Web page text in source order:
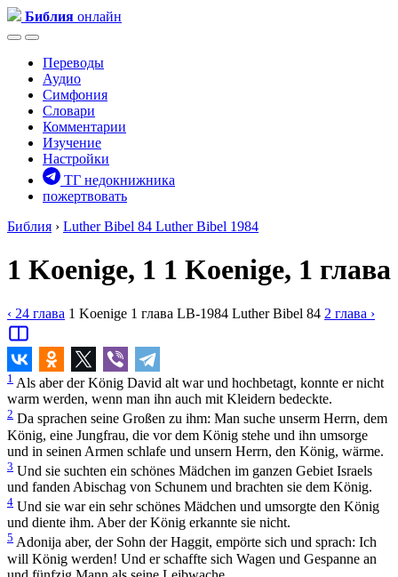
Библия онлайн
Переводы
Аудио
Симфония
Словари
Комментарии
Изучение
Настройки
ТГ недокнижника
пожертвовать
Библия › Luther Bibel 84 Luther Bibel 1984
1 Koenige, 1 1 Koenige, 1 глава
‹ 24 глава 1 Koenige 1 глава LB-1984 Luther Bibel 84 2 глава ›
1 Als aber der König David alt war und hochbetagt, konnte er nicht
warm werden, wenn man ihn auch mit Kleidern bedeckte.
2 Da sprachen seine Großen zu ihm: Man suche unserm Herrn, dem
König, eine Jungfrau, die vor dem König stehe und ihn umsorge
und in seinen Armen schlafe und unsern Herrn, den König, wärme.
3 Und sie suchten ein schönes Mädchen im ganzen Gebiet Israels
und fanden Abischag von Schunem und brachten sie dem König.
4 Und sie war ein sehr schönes Mädchen und umsorgte den König
und diente ihm. Aber der König erkannte sie nicht.
5 Adonija aber, der Sohn der Haggit, empörte sich und sprach: Ich
will König werden! Und er schaffte sich Wagen und Gespanne an